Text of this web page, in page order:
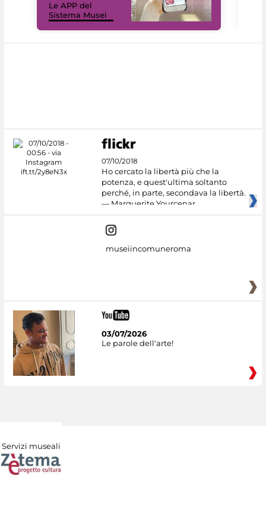
Le APP del
Sistema Musei
07/10/2018
Ho cercato la libertà più che la
potenza, e quest'ultima soltanto
perché, in parte, secondava la libertà.
— Marguerite Yourcenar
museiincomuneroma
03/07/2026
Le parole dell'arte!
Servizi museali